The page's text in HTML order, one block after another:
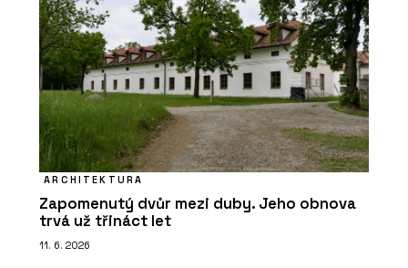
ARCHITEKTURA
Zapomenutý dvůr mezi duby. Jeho obnova
trvá už třináct let
11. 6. 2026